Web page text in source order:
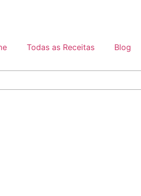
Todas as Receitas Blog